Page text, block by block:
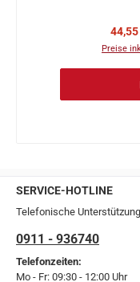
Preise
SERVICE-HOTLINE
Telefonische
0911 - 936740
Telefonzeiten:
Mo - Fr: 09:30 - 12:00 Uhr